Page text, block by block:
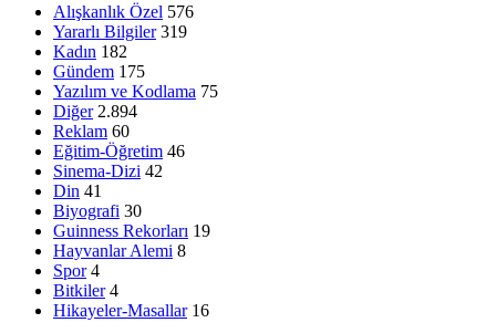
Alışkanlık Özel 576
Yararlı Bilgiler 319
Kadın 182
Gündem 175
Yazılım ve Kodlama 75
Diğer 2.894
Reklam 60
Eğitim-Öğretim 46
Sinema-Dizi 42
Din 41
Biyografi 30
Guinness Rekorları 19
Hayvanlar Alemi 8
Spor 4
Bitkiler 4
Hikayeler-Masallar 16